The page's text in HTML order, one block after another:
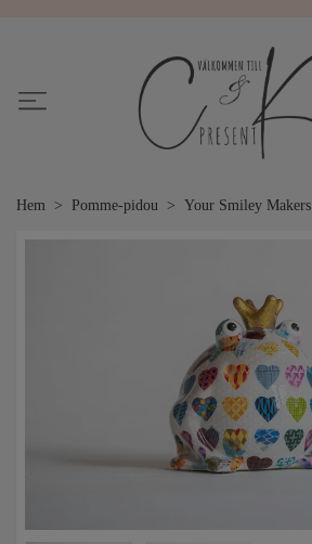
Hem Pomme-pidou Your Smiley Makers